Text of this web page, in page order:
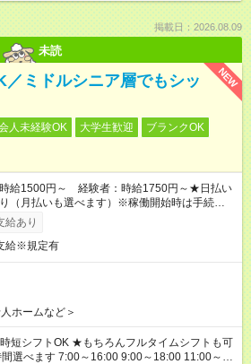
掲載日：2026.08.09
未読
NEW
／ミドルシニア層でもシッ
人未経験OK 大学生歓迎
ブランクOK
給1500円～ 経験者：時給1750円～★日払い
（月払いも選べます）※稼働開始時は手続き完
となります。
給あり
給※規定有
ホームなど＞
ろんフルタイムシフトも可
選べます 7:00～16:00 9:00～18:00 11:00～